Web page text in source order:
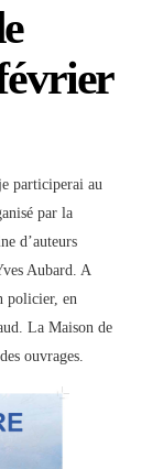
participerai au
par la
d’auteurs
Aubard. A
policier, en
La Maison de
ouvrages.